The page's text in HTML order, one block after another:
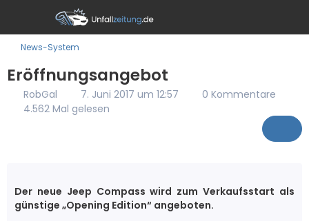
News-System
Eröffnungsangebot
RobGal 7. Juni 2017 um 12:57
0 Kommentare
4.562 Mal gelesen
Der neue Jeep Compass wird zum Verkaufsstart als
günstige „Opening Edition“ angeboten.